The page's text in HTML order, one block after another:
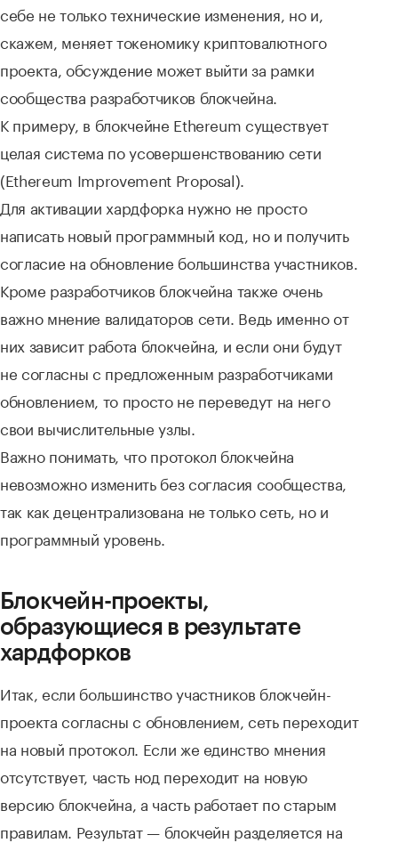
себе не только технические изменения, но и,
скажем, меняет токеномику криптовалютного
проекта, обсуждение может выйти за рамки
сообщества разработчиков блокчейна.
К примеру, в блокчейне Ethereum существует
целая система по усовершенствованию сети
(Ethereum Improvement Proposal).
Для активации хардфорка нужно не просто
написать новый программный код, но и получить
согласие на обновление большинства участников.
Кроме разработчиков блокчейна также очень
важно мнение валидаторов сети. Ведь именно от
них зависит работа блокчейна, и если они будут
не согласны с предложенным разработчиками
обновлением, то просто не переведут на него
свои вычислительные узлы.
Важно понимать, что протокол блокчейна
невозможно изменить без согласия сообщества,
так как децентрализована не только сеть, но и
программный уровень.
Блокчейн-проекты,
образующиеся в результате
хардфорков
Итак, если большинство участников блокчейн-
проекта согласны с обновлением, сеть переходит
на новый протокол. Если же единство мнения
отсутствует, часть нод переходит на новую
версию блокчейна, а часть работает по старым
правилам. Результат — блокчейн разделяется на